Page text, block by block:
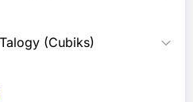
Talogy (Cubiks)